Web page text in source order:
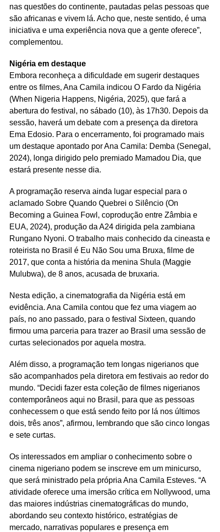
nas questões do continente, pautadas pelas pessoas que
são africanas e vivem lá. Acho que, neste sentido, é uma
iniciativa e uma experiência nova que a gente oferece”,
complementou.
Nigéria em destaque
Embora reconheça a dificuldade em sugerir destaques
entre os filmes, Ana Camila indicou O Fardo da Nigéria
(When Nigeria Happens, Nigéria, 2025), que fará a
abertura do festival, no sábado (10), às 17h30. Depois da
sessão, haverá um debate com a presença da diretora
Ema Edosio. Para o encerramento, foi programado mais
um destaque apontado por Ana Camila: Demba (Senegal,
2024), longa dirigido pelo premiado Mamadou Dia, que
estará presente nesse dia.
A programação reserva ainda lugar especial para o
aclamado Sobre Quando Quebrei o Silêncio (On
Becoming a Guinea Fowl, coprodução entre Zâmbia e
EUA, 2024), produção da A24 dirigida pela zambiana
Rungano Nyoni. O trabalho mais conhecido da cineasta e
roteirista no Brasil é Eu Não Sou uma Bruxa, filme de
2017, que conta a história da menina Shula (Maggie
Mulubwa), de 8 anos, acusada de bruxaria.
Nesta edição, a cinematografia da Nigéria está em
evidência. Ana Camila contou que fez uma viagem ao
país, no ano passado, para o festival Sixteen, quando
firmou uma parceria para trazer ao Brasil uma sessão de
curtas selecionados por aquela mostra.
Além disso, a programação tem longas nigerianos que
são acompanhados pela diretora em festivais ao redor do
mundo. “Decidi fazer esta coleção de filmes nigerianos
contemporâneos aqui no Brasil, para que as pessoas
conhecessem o que está sendo feito por lá nos últimos
dois, três anos”, afirmou, lembrando que são cinco longas
e sete curtas.
Os interessados em ampliar o conhecimento sobre o
cinema nigeriano podem se inscreve em um minicurso,
que será ministrado pela própria Ana Camila Esteves. “A
atividade oferece uma imersão crítica em Nollywood, uma
das maiores indústrias cinematográficas do mundo,
abordando seu contexto histórico, estratégias de
mercado, narrativas populares e presença em